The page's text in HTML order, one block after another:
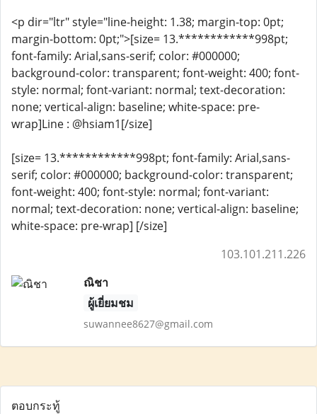
<p dir="ltr" style="line-height: 1.38; margin-top: 0pt;
margin-bottom: 0pt;">[size= 13.************998pt;
font-family: Arial,sans-serif; color: #000000;
background-color: transparent; font-weight: 400; font-
style: normal; font-variant: normal; text-decoration:
none; vertical-align: baseline; white-space: pre-
wrap]Line : @hsiam1[/size]
[size= 13.************998pt; font-family: Arial,sans-
serif; color: #000000; background-color: transparent;
font-weight: 400; font-style: normal; font-variant:
normal; text-decoration: none; vertical-align: baseline;
white-space: pre-wrap] [/size]
103.101.211.226
ณิชา
ผู้เยี่ยมชม
suwannee8627@gmail.com
ตอบกระทู้